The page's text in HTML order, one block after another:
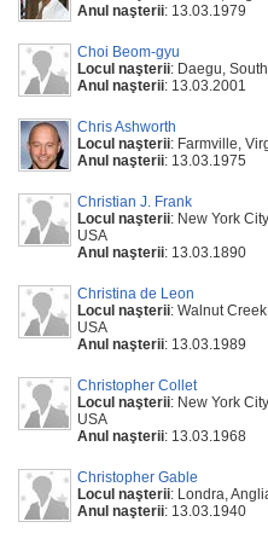
Anul naşterii: 13.03.1979
Choi Beom-gyu
Locul naşterii: Daegu,
Anul naşterii: 13.03.2001
Chris Ashworth
Locul naşterii: Farmville,
Anul naşterii: 13.03.1975
Christian J. Frank
Locul naşterii: New York
USA
Anul naşterii: 13.03.1890
Christina de Leon
Locul naşterii: Walnut
USA
Anul naşterii: 13.03.1989
Christopher Collet
Locul naşterii: New York
USA
Anul naşterii: 13.03.1968
Christopher Gable
Locul naşterii: Londra,
Anul naşterii: 13.03.1940